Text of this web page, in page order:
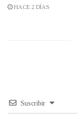
HACE 2 DÍAS
Suscribir